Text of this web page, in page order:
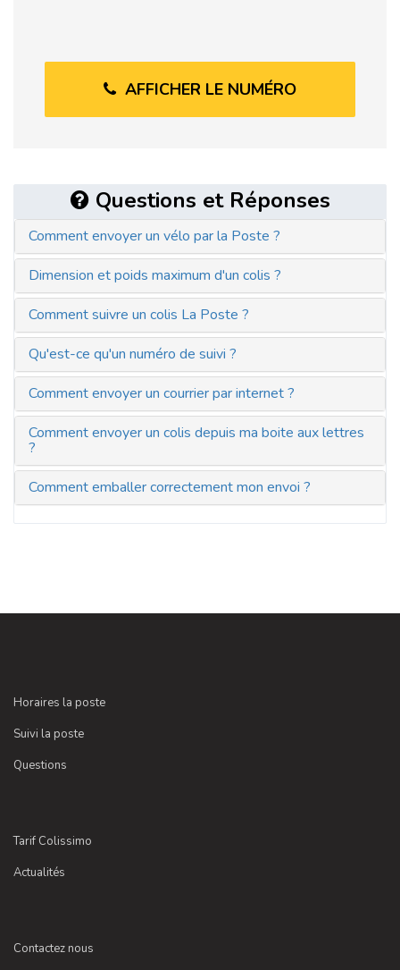
AFFICHER LE NUMÉRO
Questions et Réponses
Comment envoyer un vélo par la Poste ?
Dimension et poids maximum d'un colis ?
Comment suivre un colis La Poste ?
Qu'est-ce qu'un numéro de suivi ?
Comment envoyer un courrier par internet ?
Comment envoyer un colis depuis ma boite aux lettres
?
Comment emballer correctement mon envoi ?
Horaires la poste
Suivi la poste
Questions
Tarif Colissimo
Actualités
Contactez nous